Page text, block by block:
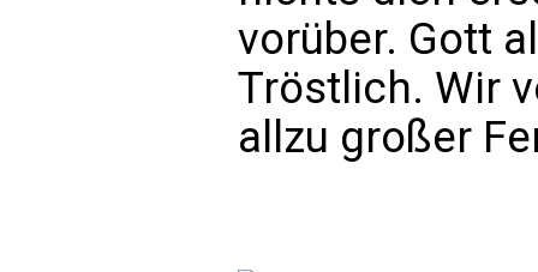
vorüber. Gott
Tröstlich. Wir
allzu großer